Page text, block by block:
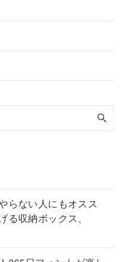
らない人にもオスス
る収納ボックス、